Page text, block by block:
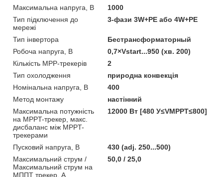
Максимальна напруга, В
1000
Тип підключення до
мережі
3-фази 3W+PE або 4W+PE
Тип інвертора
Бестрансформаторный
Робоча напруга, В
0,7×Vstart...950 (хв. 200)
Кількість МРР-трекерів
2
Тип охолодження
природна конвекція
Номінальна напруга, В
400
Метод монтажу
настінний
Максимальна потужність
на MPPT-трекер, макс.
дисбаланс між MPPT-
трекерами
12000 Вт [480 У≤VMPPT≤800]
Пусковий напруга, В
430 (adj. 250...500)
Максимальний струм /
Максимальний струм на
МППТ трекер, А
50,0 / 25,0